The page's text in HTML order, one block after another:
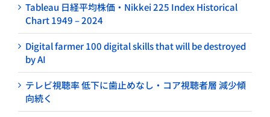
Tableau 日経平均株価・Nikkei 225 Index Historical
Chart 1949 – 2024
Digital farmer 100 digital skills that will be destroyed
by AI
テレビ視聴率 低下に歯止めなし・コア視聴者層 減少傾
向続く